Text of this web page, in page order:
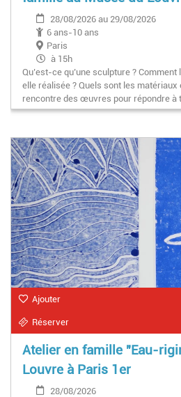
28/08/2026 au 29/08/2026
6 ans-10 ans
Paris
à 15h
Qu’est-ce qu’une sculpture ?
elle réalisée ? Quels sont les matériaux
rencontre des œuvres pour répondre à
Ajouter
Réserver
Atelier en famille "Eau-
Louvre à Paris 1er
28/08/2026